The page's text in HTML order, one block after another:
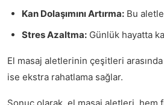
Kan Dolaşımını Artırma: Bu
Stres Azaltma: Günlük hayatta
El masaj aletlerinin çeşitleri arasında
ise ekstra rahatlama sağlar.
Sonuç olarak, el masaj aletleri, hem